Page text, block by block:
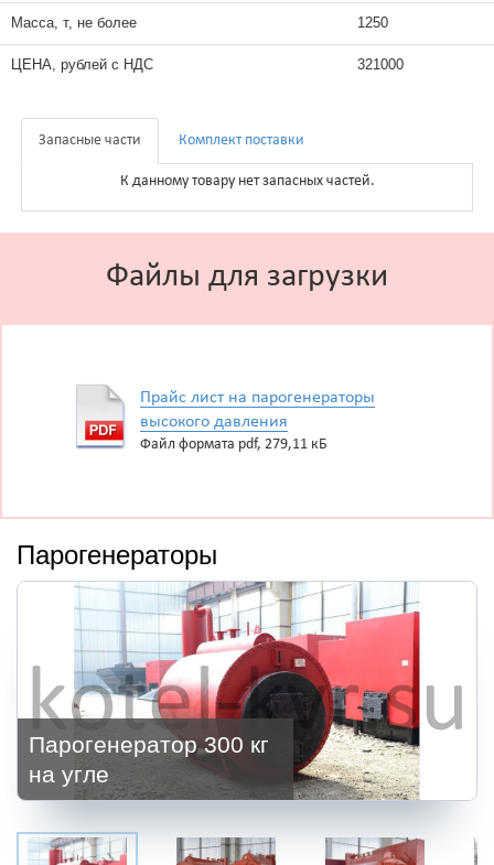
Масса, т, не более 1250
ЦЕНА, рублей с НДС 321000
Запасные части Комплект поставки
К данному товару нет запасных частей.
Файлы для загрузки
Прайс лист на парогенераторы
высокого давления
Файл формата pdf, 279,11 кБ
Парогенераторы
Парогенератор 300 кг
на угле